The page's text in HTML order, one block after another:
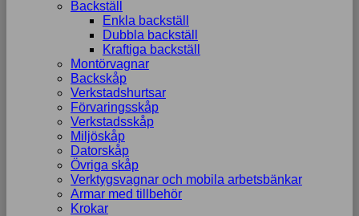
Backställ
Enkla backställ
Dubbla backställ
Kraftiga backställ
Montörvagnar
Backskåp
Verkstadshurtsar
Förvaringsskåp
Verkstadsskåp
Miljöskåp
Datorskåp
Övriga skåp
Verktygsvagnar och mobila arbetsbänkar
Armar med tillbehör
Krokar